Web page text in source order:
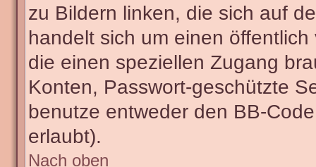
zu Bildern linken, die sich auf
handelt sich um einen
die einen speziellen Zugang
Konten, Passwort-geschützte
benutze entweder den BB-
erlaubt).
Nach oben